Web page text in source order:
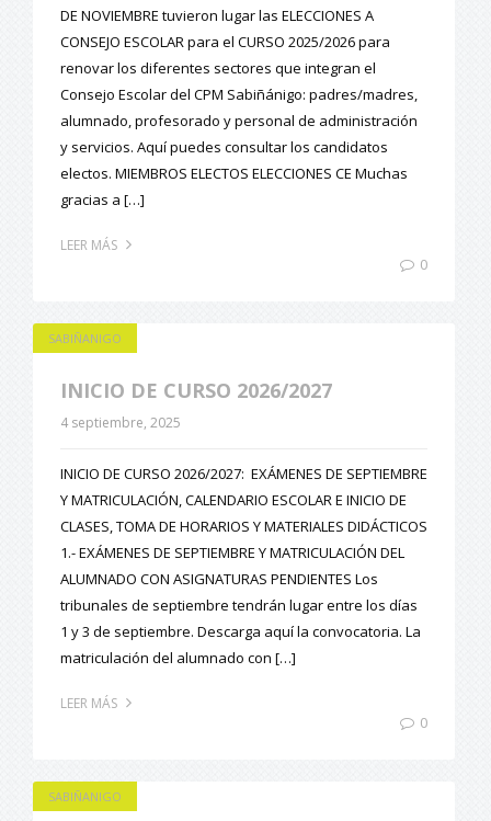
DE NOVIEMBRE tuvieron lugar las ELECCIONES A
CONSEJO ESCOLAR para el CURSO 2025/2026 para
renovar los diferentes sectores que integran el
Consejo Escolar del CPM Sabiñánigo: padres/madres,
alumnado, profesorado y personal de administración
y servicios. Aquí puedes consultar los candidatos
electos. MIEMBROS ELECTOS ELECCIONES CE Muchas
gracias a […]
LEER MÁS
0
SABIÑANIGO
INICIO DE CURSO 2026/2027
4 septiembre, 2025
INICIO DE CURSO 2026/2027: EXÁMENES DE SEPTIEMBRE
Y MATRICULACIÓN, CALENDARIO ESCOLAR E INICIO DE
CLASES, TOMA DE HORARIOS Y MATERIALES DIDÁCTICOS
1.- EXÁMENES DE SEPTIEMBRE Y MATRICULACIÓN DEL
ALUMNADO CON ASIGNATURAS PENDIENTES Los
tribunales de septiembre tendrán lugar entre los días
1 y 3 de septiembre. Descarga aquí la convocatoria. La
matriculación del alumnado con […]
LEER MÁS
0
SABIÑANIGO